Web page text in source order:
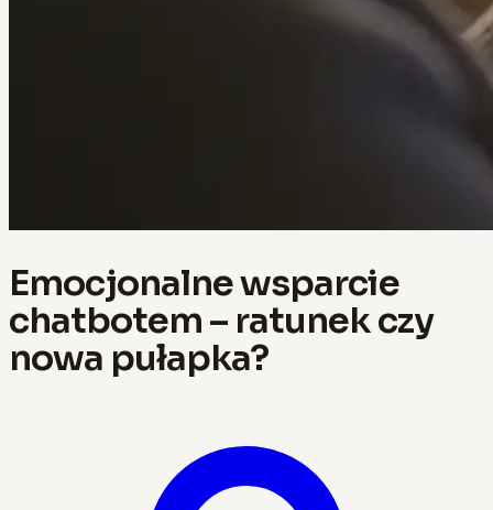
Emocjonalne wsparcie
chatbotem – ratunek czy
nowa pułapka?